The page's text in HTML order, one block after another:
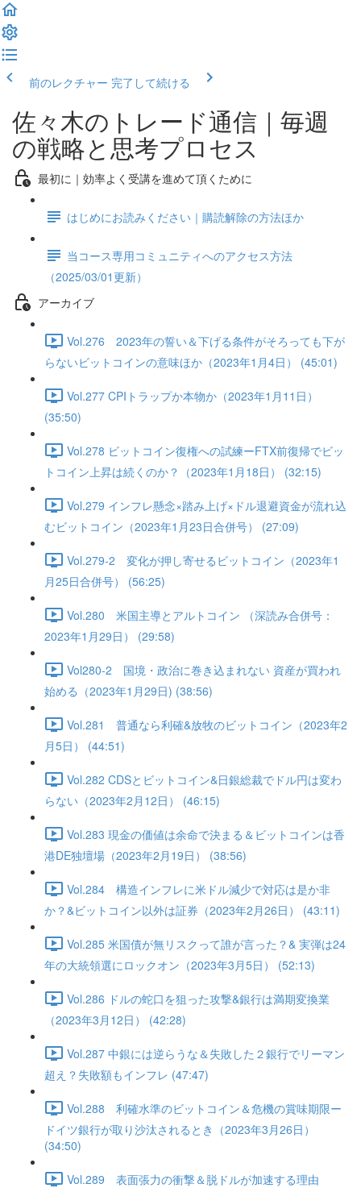
前のレクチャー 完了して続ける
佐々木のトレード通信｜毎週
の戦略と思考プロセス
最初に｜効率よく受講を進めて頂くために
はじめにお読みください｜購読解除の方法ほか
当コース専用コミュニティへのアクセス方法
（2025/03/01更新）
アーカイブ
Vol.276 2023年の誓い＆下げる条件がそろっても下が
らないビットコインの意味ほか（2023年1月4日） (45:01)
Vol.277 CPIトラップか本物か（2023年1月11日）
(35:50)
Vol.278 ビットコイン復権への試練ーFTX前復帰でビッ
トコイン上昇は続くのか？（2023年1月18日） (32:15)
Vol.279 インフレ懸念×踏み上げ×ドル退避資金が流れ込
むビットコイン（2023年1月23日合併号） (27:09)
Vol.279-2 変化が押し寄せるビットコイン（2023年1
月25日合併号） (56:25)
Vol.280 米国主導とアルトコイン （深読み合併号：
2023年1月29日） (29:58)
Vol280-2 国境・政治に巻き込まれない 資産が買われ
始める（2023年1月29日) (38:56)
Vol.281 普通なら利確&放牧のビットコイン（2023年2
月5日） (44:51)
Vol.282 CDSとビットコイン&日銀総裁でドル円は変わ
らない（2023年2月12日） (46:15)
Vol.283 現金の価値は余命で決まる＆ビットコインは香
港DE独壇場（2023年2月19日） (38:56)
Vol.284 構造インフレに米ドル減少で対応は是か非
か？&ビットコイン以外は証券（2023年2月26日） (43:11)
Vol.285 米国債が無リスクって誰が言った？& 実弾は24
年の大統領選にロックオン（2023年3月5日） (52:13)
Vol.286 ドルの蛇口を狙った攻撃&銀行は満期変換業
（2023年3月12日） (42:28)
Vol.287 中銀には逆らうな＆失敗した２銀行でリーマン
超え？失敗額もインフレ (47:47)
Vol.288 利確水準のビットコイン＆危機の賞味期限ー
ドイツ銀行が取り沙汰されるとき（2023年3月26日）
(34:50)
Vol.289 表面張力の衝撃＆脱ドルが加速する理由